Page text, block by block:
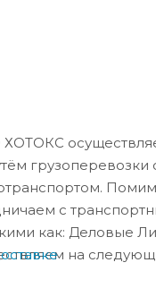
с
как: Деловые
на